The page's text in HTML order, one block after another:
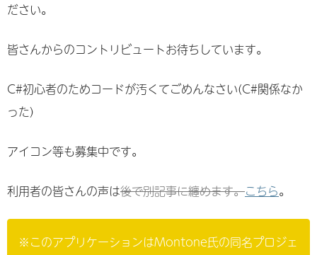
ださい。
皆さんからのコントリビュートお待ちしています。
C#初心者のためコードが汚くてごめんなさい(C#関係なか
った)
アイコン等も募集中です。
利用者の皆さんの声は後で別記事に纏めます。こちら。
※このアプリケーションはMontone氏の同名プロジェ